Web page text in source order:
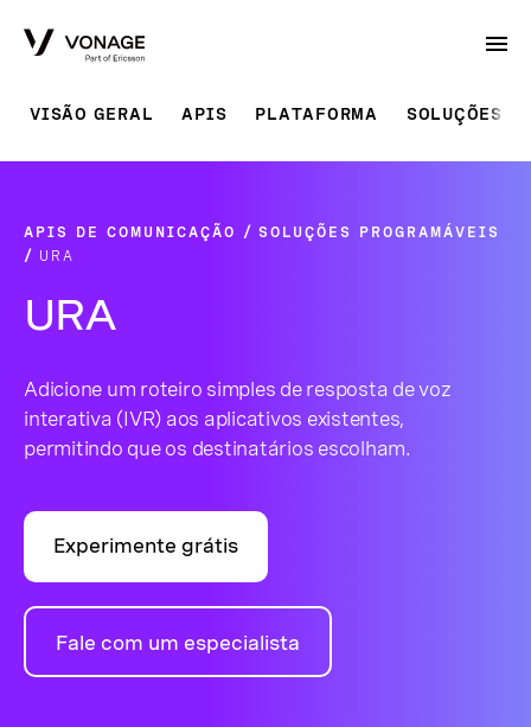
VISÃO GERAL APIS PLATAFORMA SOLUÇÕES
APIS DE COMUNICAÇÃO
SOLUÇÕES PROGRAMÁVEIS
URA
URA
Adicione um roteiro simples de resposta de voz
interativa (IVR) aos aplicativos existentes,
permitindo que os destinatários escolham.
Experimente grátis
Fale com um especialista